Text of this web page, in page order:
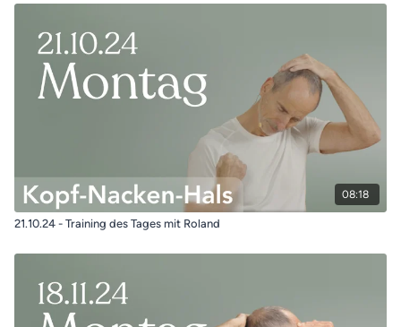
08:18
21.10.24 - Training des Tages mit Roland